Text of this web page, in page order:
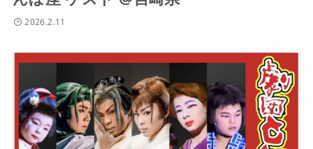
2026.2.11